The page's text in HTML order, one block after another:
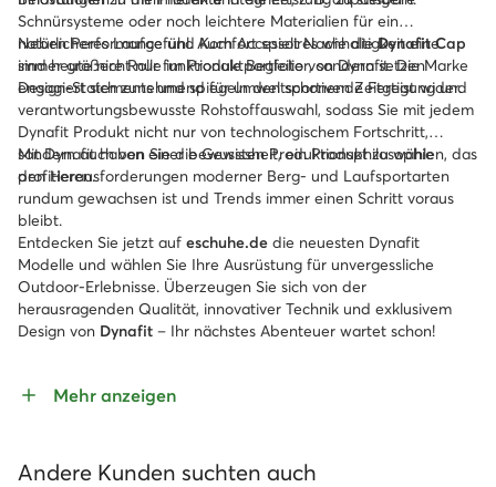
Schnürsysteme oder noch leichtere Materialien für ein
natürlicheres Laufgefühl. Auch Accessoires wie dieDynafit Cap
sind heute nicht nur funktionale Begleiter, sondern setzen
Design-Statements und spiegeln den sportiven Zeitgeist wider.
Neben Performance und Komfort spielt Nachhaltigkeit eine
immer größere Rolle im Produktportfolio von Dynafit. Die Marke
engagiert sich zunehmend für umweltschonende Fertigung und
verantwortungsbewusste Rohstoffauswahl, sodass Sie mit jedem
Dynafit Produkt nicht nur von technologischem Fortschritt,
sondern auch von einer bewussten Produktionsphilosophie
profitieren.
Mit Dynafit haben Sie die Gewissheit, ein Produkt zu wählen, das
den Herausforderungen moderner Berg- und Laufsportarten
rundum gewachsen ist und Trends immer einen Schritt voraus
bleibt.
Entdecken Sie jetzt auf eschuhe.de die neuesten Dynafit
Modelle und wählen Sie Ihre Ausrüstung für unvergessliche
Outdoor-Erlebnisse. Überzeugen Sie sich von der
herausragenden Qualität, innovativer Technik und exklusivem
Design von Dynafit – Ihr nächstes Abenteuer wartet schon!
Mehr anzeigen
Andere Kunden suchten auch